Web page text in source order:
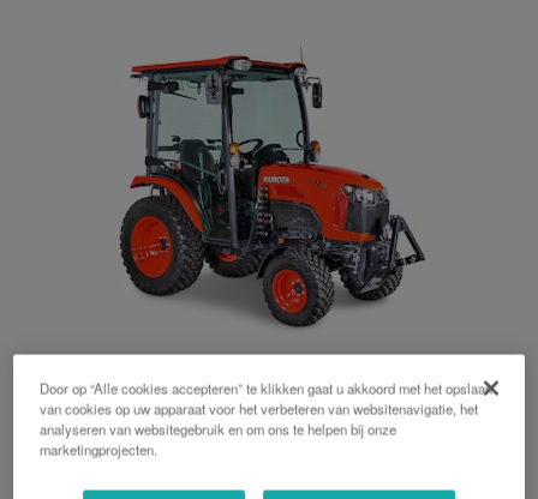
B2 serie
20 PK, 23 PK, 26 PK, Cabine, Mechanisch, Hydrostaat,
Veiligheidsbeugel achter / midden
Door op “Alle cookies accepteren” te klikken gaat u akkoord met het opslaan
van cookies op uw apparaat voor het verbeteren van websitenavigatie, het
analyseren van websitegebruik en om ons te helpen bij onze
marketingprojecten.